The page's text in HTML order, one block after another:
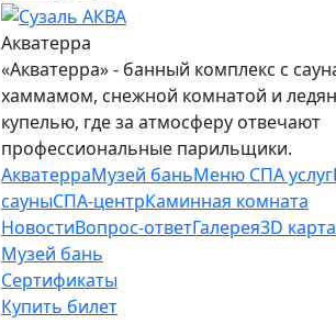
Акватерра
«Акватерра» - банный комплекс с
хаммамом, снежной комнатой и
купелью, где за атмосферу отвечают
профессиональные парильщики.
АкватерраМузей баньМеню СПА услуг
сауныСПА-центрКаминная комната
НовостиВопрос-ответГалерея3D карта
Музей бань
Сертификаты
Купить билет